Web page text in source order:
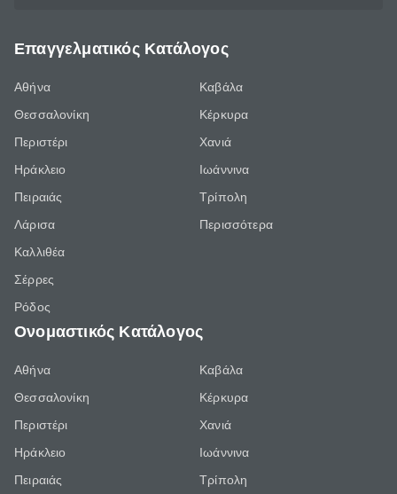
Επαγγελματικός Κατάλογος
Αθήνα
Θεσσαλονίκη
Περιστέρι
Ηράκλειο
Πειραιάς
Λάρισα
Καλλιθέα
Σέρρες
Ρόδος
Καβάλα
Κέρκυρα
Χανιά
Ιωάννινα
Τρίπολη
Περισσότερα
Ονομαστικός Κατάλογος
Αθήνα
Θεσσαλονίκη
Περιστέρι
Ηράκλειο
Πειραιάς
Καβάλα
Κέρκυρα
Χανιά
Ιωάννινα
Τρίπολη